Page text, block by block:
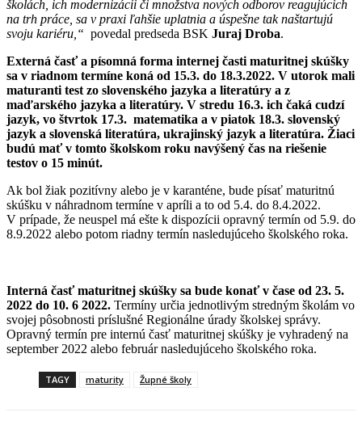
školách, ich modernizácii či množstva nových odborov reagujúcich
na trh práce, sa v praxi ľahšie uplatnia a úspešne tak naštartujú
svoju kariéru,“ povedal predseda BSK Juraj Droba.
Externá časť a písomná forma internej časti maturitnej skúšky
sa v riadnom termíne koná od 15.3. do 18.3.2022. V utorok mali
maturanti test zo slovenského jazyka a literatúry a z
maďarského jazyka a literatúry. V stredu 16.3. ich čaká cudzí
jazyk, vo štvrtok 17.3. matematika a v piatok 18.3. slovenský
jazyk a slovenská literatúra, ukrajinský jazyk a literatúra. Žiaci
budú mať v tomto školskom roku navýšený čas na riešenie
testov o 15 minút.
Ak bol žiak pozitívny alebo je v karanténe, bude písať maturitnú
skúšku v náhradnom termíne v apríli a to od 5.4. do 8.4.2022.
V prípade, že neuspel má ešte k dispozícii opravný termín od 5.9. do
8.9.2022 alebo potom riadny termín nasledujúceho školského roka.
Interná časť maturitnej skúšky sa bude konať v čase od 23. 5.
2022 do 10. 6 2022. Termíny určia jednotlivým stredným školám vo
svojej pôsobnosti príslušné Regionálne úrady školskej správy.
Opravný termín pre internú časť maturitnej skúšky je vyhradený na
september 2022 alebo február nasledujúceho školského roka.
TAGY maturity Župné školy